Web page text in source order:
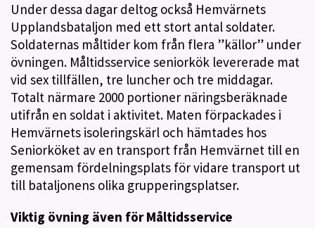
Under dessa dagar deltog också Hemvärnets
Upplandsbataljon med ett stort antal soldater.
Soldaternas måltider kom från flera ”källor” under
övningen. Måltidsservice seniorkök levererade mat
vid sex tillfällen, tre luncher och tre middagar.
Totalt närmare 2000 portioner näringsberäknade
utifrån en soldat i aktivitet. Maten förpackades i
Hemvärnets isoleringskärl och hämtades hos
Seniorköket av en transport från Hemvärnet till en
gemensam fördelningsplats för vidare transport ut
till bataljonens olika grupperingsplatser.
Viktig övning även för Måltidsservice